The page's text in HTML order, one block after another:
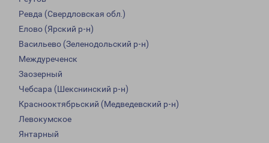
Ревда (Свердловская обл.)
Елово (Ярский р-н)
Васильево (Зеленодольский р-н)
Междуреченск
Заозерный
Чебсара (Шекснинский р-н)
Краснооктябрьский (Медведевский р-н)
Левокумское
Янтарный